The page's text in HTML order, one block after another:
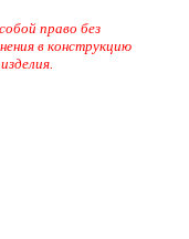
право без
в конструкцию